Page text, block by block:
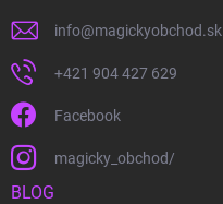
info@magickyobchod.sk
+421 904 427 629
Facebook
magicky_obchod/
BLOG